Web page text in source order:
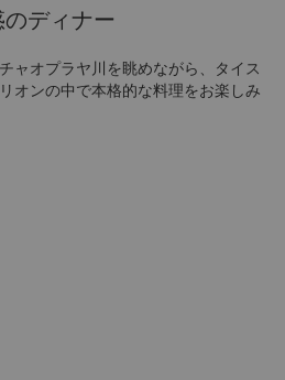
ディナー
ャオプラヤ川を眺めながら、タイス
オンの中で本格的な料理をお楽しみ